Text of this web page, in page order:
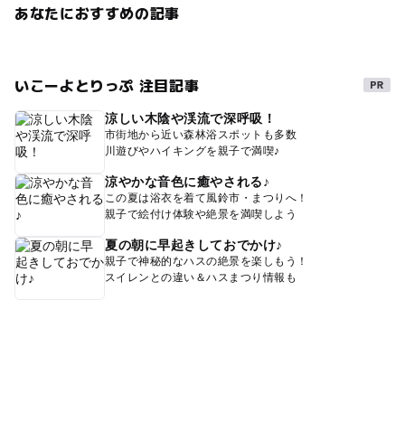
あなたにおすすめの記事
いこーよとりっぷ 注目記事
涼しい木陰や渓流で深呼吸！
市街地から近い森林浴スポットも多数
川遊びやハイキングを親子で満喫♪
涼やかな音色に癒やされる♪
この夏は浴衣を着て風鈴市・まつりへ！
親子で絵付け体験や絶景を満喫しよう
夏の朝に早起きしておでかけ♪
親子で神秘的なハスの絶景を楽しもう！
スイレンとの違い＆ハスまつり情報も